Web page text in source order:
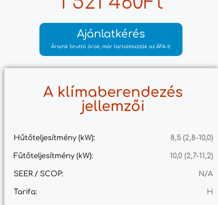
Ajánlatkérés
Áraink bruttó árak, már tartalmazzák az ÁFA-t!
A klímaberendezés
jellemzői
Hűtőteljesítmény (kW): 8,5 (2,8-10,0)
Fűtőteljesítmény (kW): 10,0 (2,7-11,2)
SEER / SCOP: N/A
Tarifa: H